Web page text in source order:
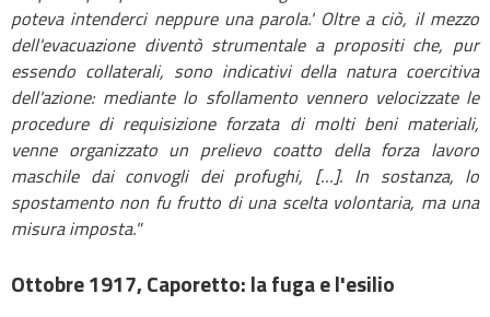
poteva intenderci neppure una parola.' Oltre a ciò, il mezzo
dell'evacuazione diventò strumentale a propositi che, pur
essendo collaterali, sono indicativi della natura coercitiva
dell'azione: mediante lo sfollamento vennero velocizzate le
procedure di requisizione forzata di molti beni materiali,
venne organizzato un prelievo coatto della forza lavoro
maschile dai convogli dei profughi, [...]. In sostanza, lo
spostamento non fu frutto di una scelta volontaria, ma una
misura imposta."
Ottobre 1917, Caporetto: la fuga e l'esilio